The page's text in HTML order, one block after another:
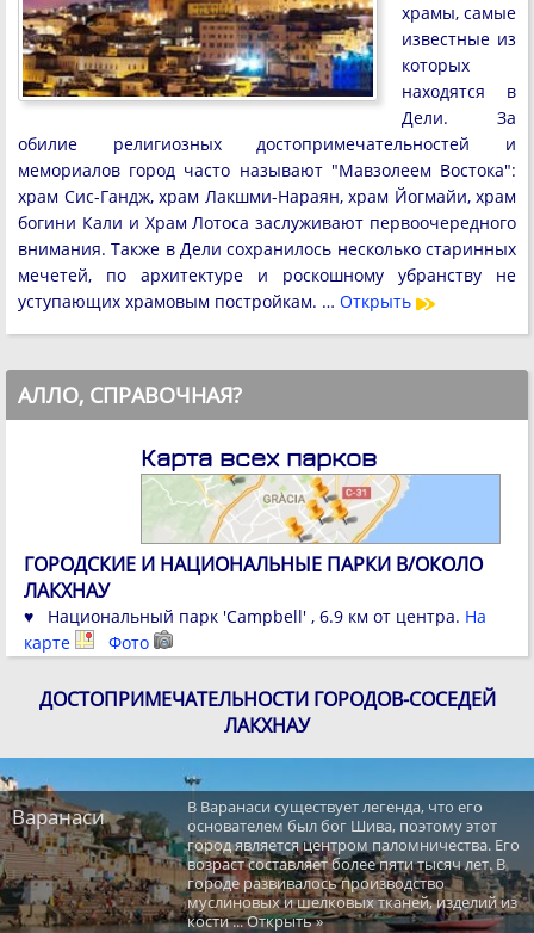
храмы, самые
известные из
которых
находятся в
Дели. За
обилие религиозных достопримечательностей и
мемориалов город часто называют "Мавзолеем Востока":
храм Cиc-Гандж, храм Лакшми-Нараян, храм Йогмайи, храм
богини Кали и Храм Лотоса заслуживают первоочередного
внимания. Также в Дели сохранилось несколько старинных
мечетей, по архитектуре и роскошному убранству не
уступающих храмовым постройкам. … Открыть
АЛЛО, СПРАВОЧНАЯ?
Карта всех парков
ГОРОДСКИЕ И НАЦИОНАЛЬНЫЕ ПАРКИ В/ОКОЛО
ЛАКХНАУ
♥ Национальный парк 'Campbell' , 6.9 км от центра. На
карте
Фото
ДОСТОПРИМЕЧАТЕЛЬНОСТИ ГОРОДОВ-СОСЕДЕЙ
ЛАКХНАУ
Варанаси
В Варанаси существует легенда, что его
основателем был бог Шива, поэтому этот
город является центром паломничества. Его
возраст составляет более пяти тысяч лет. В
городе развивалось производство
муслиновых и шелковых тканей, изделий из
кости ... Открыть »